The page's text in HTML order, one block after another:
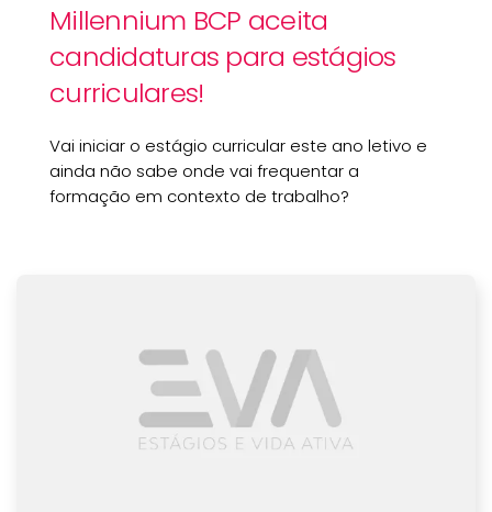
Millennium BCP aceita
candidaturas para estágios
curriculares!
Vai iniciar o estágio curricular este ano letivo e
ainda não sabe onde vai frequentar a
formação em contexto de trabalho?